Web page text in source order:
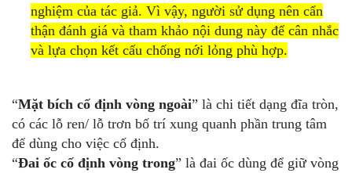
nghiệm của tác giả. Vì vậy, người sử dụng nên cẩn
thận đánh giá và tham khảo nội dung này để cân nhắc
và lựa chọn kết cấu chống nới lỏng phù hợp.
“Mặt bích cố định vòng ngoài” là chi tiết dạng đĩa tròn,
có các lỗ ren/ lỗ trơn bố trí xung quanh phần trung tâm
để dùng cho việc cố định.
“Đai ốc cố định vòng trong” là đai ốc dùng để giữ vòng